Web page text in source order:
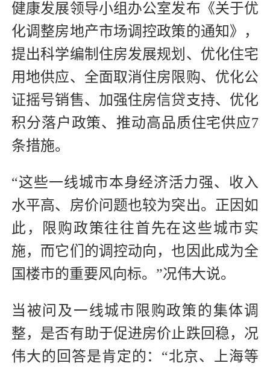
健康发展领导小组办公室发布《关于优
化调整房地产市场调控政策的通知》，
提出科学编制住房发展规划、优化住宅
用地供应、全面取消住房限购、优化公
证摇号销售、加强住房信贷支持、优化
积分落户政策、推动高品质住宅供应7
条措施。
“这些一线城市本身经济活力强、收入
水平高、房价问题也较为突出。正因如
此，限购政策往往首先在这些城市实
施，而它们的调控动向，也因此成为全
国楼市的重要风向标。”况伟大说。
当被问及一线城市限购政策的集体调
整，是否有助于促进房价止跌回稳，况
伟大的回答是肯定的：“北京、上海等